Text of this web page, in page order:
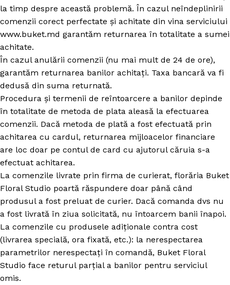
la timp despre această problemă. În cazul neîndeplinirii
comenzii corect perfectate și achitate din vina serviciului
www.buket.md garantăm returnarea în totalitate a sumei
achitate.
În cazul anulării comenzii (nu mai mult de 24 de ore),
garantăm returnarea banilor achitați. Taxa bancară va fi
dedusă din suma returnată.
Procedura și termenii de reîntoarcere a banilor depinde
în totalitate de metoda de plata aleasă la efectuarea
comenzii. Dacă metoda de plată a fost efectuată prin
achitarea cu cardul, returnarea mijloacelor financiare
are loc doar pe contul de card cu ajutorul căruia s-a
efectuat achitarea.
La comenzile livrate prin firma de curierat, florăria Buket
Floral Studio poartă răspundere doar până când
produsul a fost preluat de curier. Dacă comanda dvs nu
a fost livrată în ziua solicitată, nu întoarcem banii înapoi.
La comenzile cu produsele adiționale contra cost
(livrarea specială, ora fixată, etc.): la nerespectarea
parametrilor nerespectați în comandă, Buket Floral
Studio face returul parțial a banilor pentru serviciul
omis.